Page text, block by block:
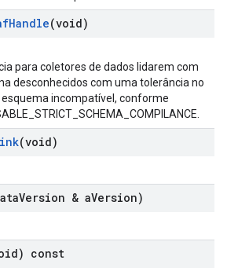
Handle(void)
para coletores de dados lidarem com
desconhecidos com uma tolerância no
incompatível, conforme
(void)
Version & aVersion)
const